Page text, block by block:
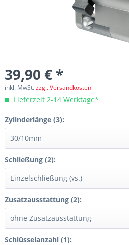
39,90 € *
inkl. MwSt.zzgl. Versandkosten
Lieferzeit 2-14 Werktage*
Zylinderlänge (3):
Schließung (2):
Zusatzausstattung (2):
Schlüsselanzahl (1):